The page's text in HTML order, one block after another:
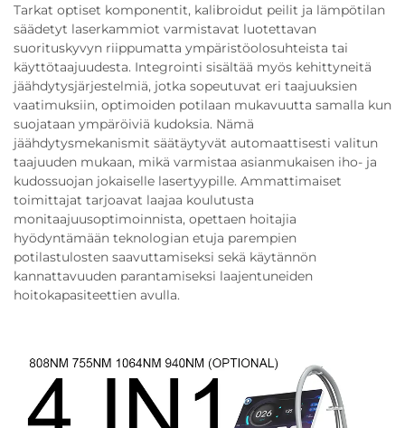
Tarkat optiset komponentit, kalibroidut peilit ja lämpötilan
säädetyt laserkammiot varmistavat luotettavan
suorituskyvyn riippumatta ympäristöolosuhteista tai
käyttötaajuudesta. Integrointi sisältää myös kehittyneitä
jäähdytysjärjestelmiä, jotka sopeutuvat eri taajuuksien
vaatimuksiin, optimoiden potilaan mukavuutta samalla kun
suojataan ympäröiviä kudoksia. Nämä
jäähdytysmekanismit säätäytyvät automaattisesti valitun
taajuuden mukaan, mikä varmistaa asianmukaisen iho- ja
kudossuojan jokaiselle lasertyypille. Ammattimaiset
toimittajat tarjoavat laajaa koulutusta
monitaajuusoptimoinnista, opettaen hoitajia
hyödyntämään teknologian etuja parempien
potilastulosten saavuttamiseksi sekä käytännön
kannattavuuden parantamiseksi laajentuneiden
hoitokapasiteettien avulla.